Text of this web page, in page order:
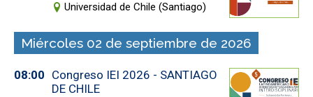
Universidad de Chile (Santiago)
Miércoles 02 de septiembre de 2026
08:00 Congreso IEI 2026 - SANTIAGO
DE CHILE